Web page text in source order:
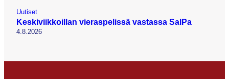
Uutiset
Keskiviikkoillan vieraspelissä vastassa SalPa
4.8.2026